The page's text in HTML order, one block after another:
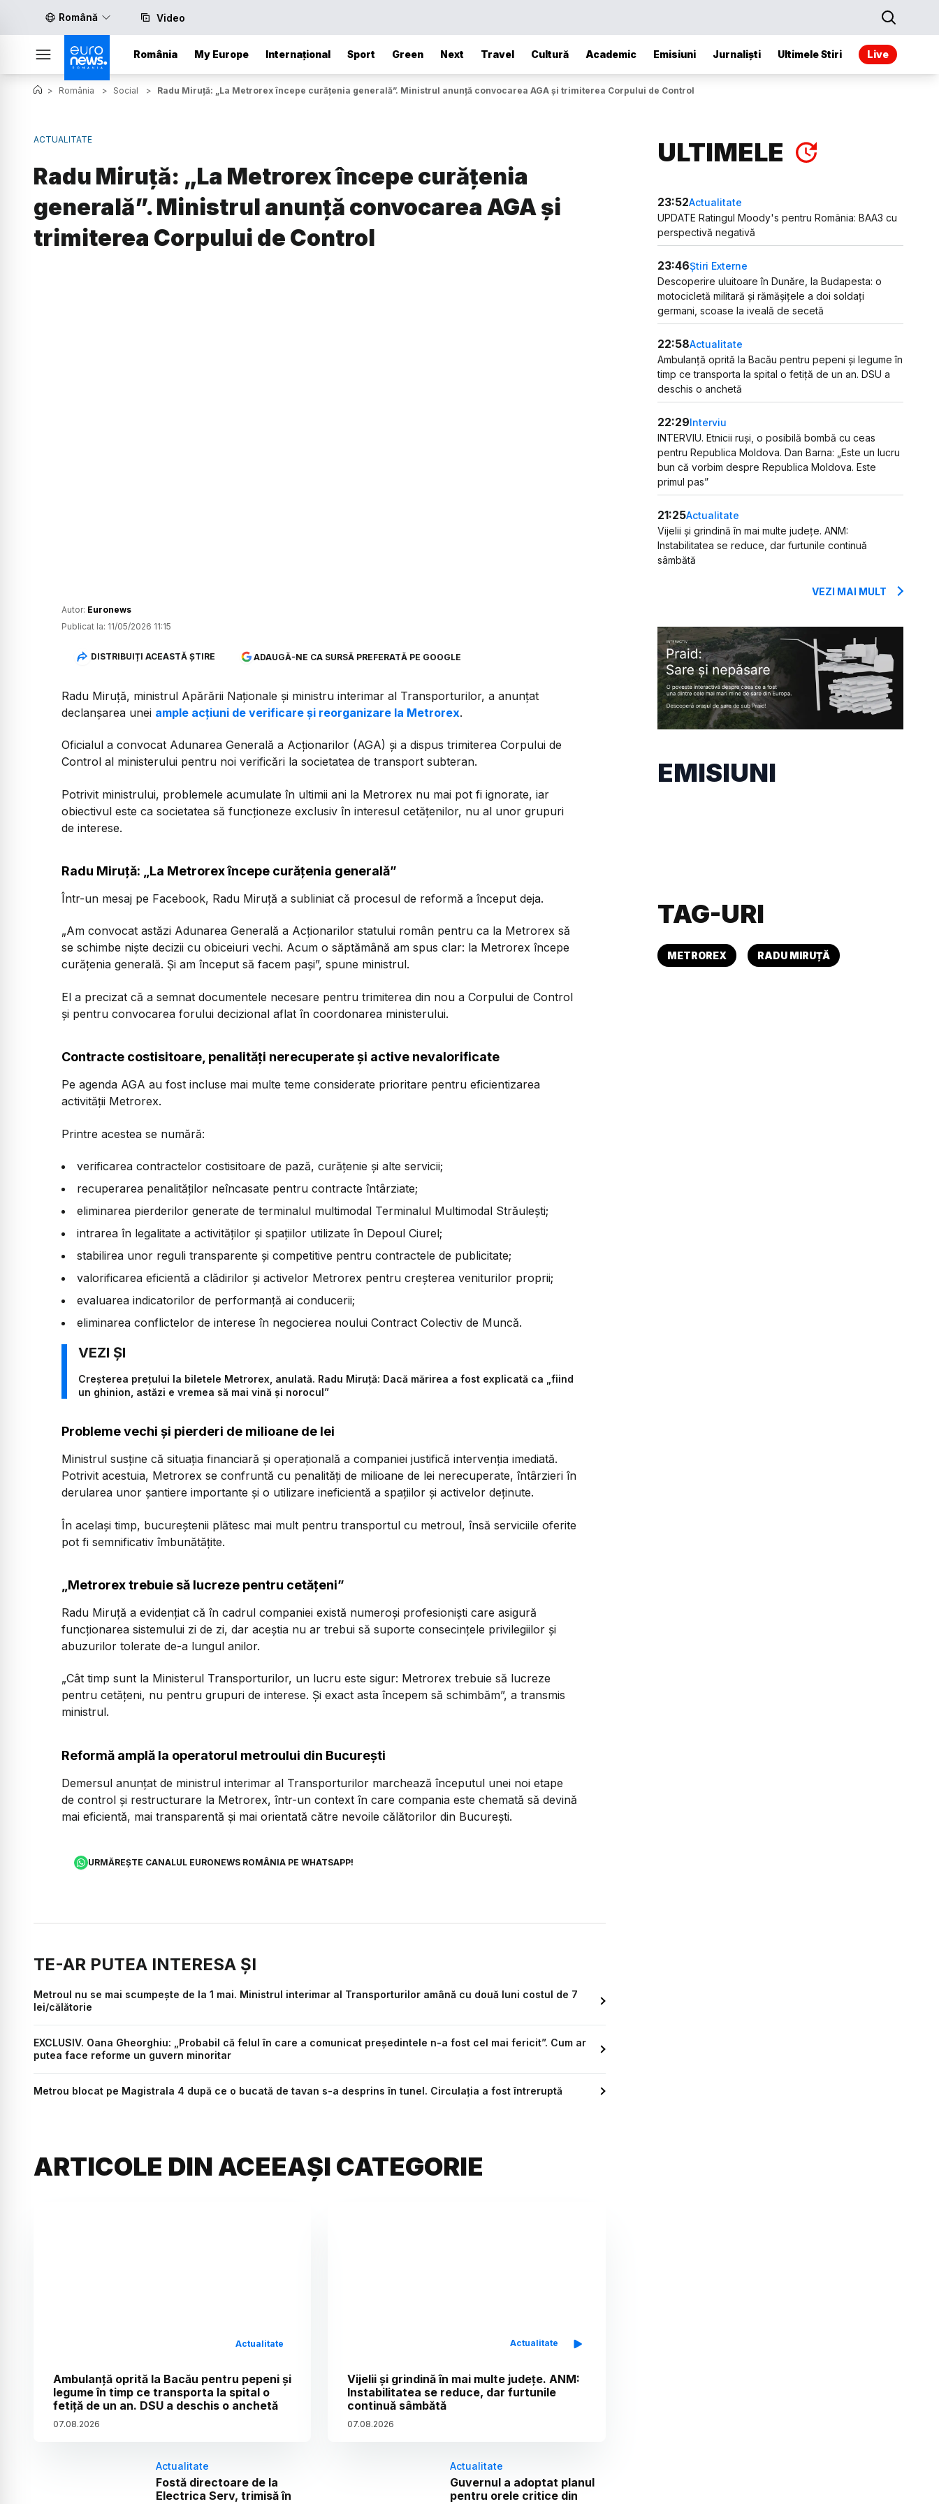
Română Video
România My Europe Internațional Sport Green Next Travel Cultură Academic Emisiuni Jurnaliști Ultimele Stiri Live
> România > Social > Radu Miruță: „La Metrorex începe curățenia generală”. Ministrul anunţă convocarea AGA și trimiterea Corpului de Control
ACTUALITATE
Radu Miruță: „La Metrorex începe curățenia
generală”. Ministrul anunţă convocarea AGA și
trimiterea Corpului de Control
Autor: Euronews
Publicat la: 11/05/2026 11:15
DISTRIBUIȚI ACEASTĂ ȘTIRE ADAUGĂ-NE CA SURSĂ PREFERATĂ PE GOOGLE
Radu Miruță, ministrul Apărării Naționale și ministru interimar al Transporturilor, a anunțat
declanșarea unei ample acțiuni de verificare și reorganizare la Metrorex.
Oficialul a convocat Adunarea Generală a Acționarilor (AGA) și a dispus trimiterea Corpului de
Control al ministerului pentru noi verificări la societatea de transport subteran.
Potrivit ministrului, problemele acumulate în ultimii ani la Metrorex nu mai pot fi ignorate, iar
obiectivul este ca societatea să funcționeze exclusiv în interesul cetățenilor, nu al unor grupuri
de interese.
Radu Miruță: „La Metrorex începe curățenia generală”
Într-un mesaj pe Facebook, Radu Miruță a subliniat că procesul de reformă a început deja.
„Am convocat astăzi Adunarea Generală a Acționarilor statului român pentru ca la Metrorex să
se schimbe niște decizii cu obiceiuri vechi. Acum o săptămână am spus clar: la Metrorex începe
curățenia generală. Și am început să facem pași”, spune ministrul.
El a precizat că a semnat documentele necesare pentru trimiterea din nou a Corpului de Control
și pentru convocarea forului decizional aflat în coordonarea ministerului.
Contracte costisitoare, penalități nerecuperate și active nevalorificate
Pe agenda AGA au fost incluse mai multe teme considerate prioritare pentru eficientizarea
activității Metrorex.
Printre acestea se numără:
verificarea contractelor costisitoare de pază, curățenie și alte servicii;
recuperarea penalităților neîncasate pentru contracte întârziate;
eliminarea pierderilor generate de terminalul multimodal Terminalul Multimodal Străulești;
intrarea în legalitate a activităților și spațiilor utilizate în Depoul Ciurel;
stabilirea unor reguli transparente și competitive pentru contractele de publicitate;
valorificarea eficientă a clădirilor și activelor Metrorex pentru creșterea veniturilor proprii;
evaluarea indicatorilor de performanță ai conducerii;
eliminarea conflictelor de interese în negocierea noului Contract Colectiv de Muncă.
Creșterea prețului la biletele Metrorex, anulată. Radu Miruță: Dacă mărirea a fost explicată ca „fiind
un ghinion, astăzi e vremea să mai vină și norocul”
Probleme vechi și pierderi de milioane de lei
Ministrul susține că situația financiară și operațională a companiei justifică intervenția imediată.
Potrivit acestuia, Metrorex se confruntă cu penalități de milioane de lei nerecuperate, întârzieri în
derularea unor șantiere importante și o utilizare ineficientă a spațiilor și activelor deținute.
În același timp, bucureștenii plătesc mai mult pentru transportul cu metroul, însă serviciile oferite
pot fi semnificativ îmbunătățite.
„Metrorex trebuie să lucreze pentru cetățeni”
Radu Miruță a evidențiat că în cadrul companiei există numeroși profesioniști care asigură
funcționarea sistemului zi de zi, dar aceștia nu ar trebui să suporte consecințele privilegiilor și
abuzurilor tolerate de-a lungul anilor.
„Cât timp sunt la Ministerul Transporturilor, un lucru este sigur: Metrorex trebuie să lucreze
pentru cetățeni, nu pentru grupuri de interese. Și exact asta începem să schimbăm”, a transmis
ministrul.
Reformă amplă la operatorul metroului din București
Demersul anunțat de ministrul interimar al Transporturilor marchează începutul unei noi etape
de control și restructurare la Metrorex, într-un context în care compania este chemată să devină
mai eficientă, mai transparentă și mai orientată către nevoile călătorilor din București.
URMĂREȘTE CANALUL EURONEWS ROMÂNIA PE WHATSAPP!
TE-AR PUTEA INTERESA ȘI
Metroul nu se mai scumpește de la 1 mai. Ministrul interimar al Transporturilor amână cu două luni costul de 7
lei/călătorie
EXCLUSIV. Oana Gheorghiu: „Probabil că felul în care a comunicat președintele n-a fost cel mai fericit”. Cum ar
putea face reforme un guvern minoritar
Metrou blocat pe Magistrala 4 după ce o bucată de tavan s-a desprins în tunel. Circulația a fost întreruptă
ARTICOLE DIN ACEEAȘI CATEGORIE
Actualitate
Ambulanță oprită la Bacău pentru pepeni și
legume în timp ce transporta la spital o
fetiță de un an. DSU a deschis o anchetă
07.08.2026
Actualitate
Vijelii și grindină în mai multe județe. ANM:
Instabilitatea se reduce, dar furtunile
continuă sâmbătă
07.08.2026
Actualitate
Fostă directoare de la
Electrica Serv, trimisă în
Actualitate
Guvernul a adoptat planul
pentru orele critice din
ULTIMELE
23:52Actualitate
UPDATE Ratingul Moody's pentru România: BAA3 cu
perspectivă negativă
23:46Știri Externe
Descoperire uluitoare în Dunăre, la Budapesta: o
motocicletă militară și rămășițele a doi soldați
germani, scoase la iveală de secetă
22:58Actualitate
Ambulanță oprită la Bacău pentru pepeni și legume în
timp ce transporta la spital o fetiță de un an. DSU a
deschis o anchetă
22:29Interviu
INTERVIU. Etnicii ruși, o posibilă bombă cu ceas
pentru Republica Moldova. Dan Barna: „Este un lucru
bun că vorbim despre Republica Moldova. Este
primul pas”
21:25Actualitate
Vijelii și grindină în mai multe județe. ANM:
Instabilitatea se reduce, dar furtunile continuă
sâmbătă
VEZI MAI MULT
EMISIUNI
TAG-URI
METROREX RADU MIRUȚĂ